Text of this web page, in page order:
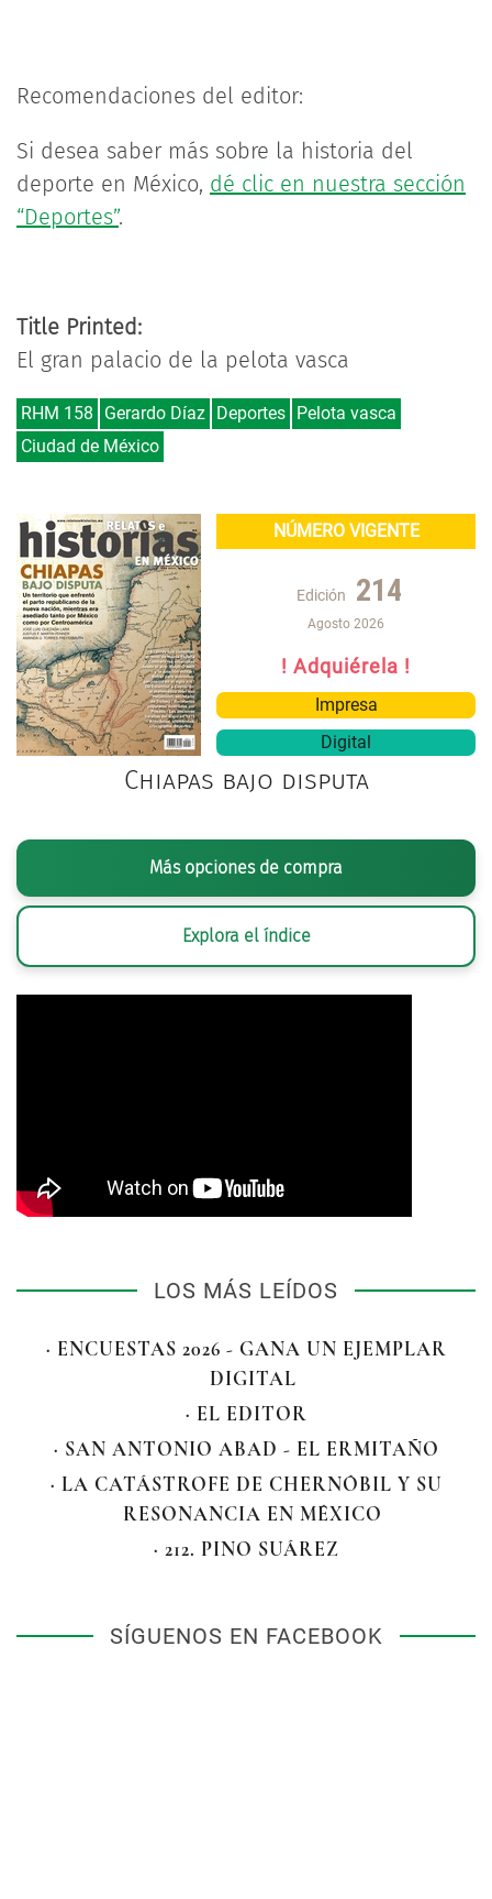
Recomendaciones del editor:
Si desea saber más sobre la historia del
deporte en México, dé clic en nuestra sección
“Deportes”.
Title Printed:
El gran palacio de la pelota vasca
RHM 158 Gerardo Díaz Deportes Pelota vasca
Ciudad de México
NÚMERO VIGENTE
Edición 214
Agosto 2026
! Adquiérela !
Impresa
Digital
Chiapas bajo disputa
Más opciones de compra
Explora el índice
LOS MÁS LEÍDOS
· ENCUESTAS 2026 - GANA UN EJEMPLAR
DIGITAL
· EL EDITOR
· SAN ANTONIO ABAD - EL ERMITAÑO
· LA CATÁSTROFE DE CHERNÓBIL Y SU
RESONANCIA EN MÉXICO
· 212. PINO SUÁREZ
SÍGUENOS EN FACEBOOK